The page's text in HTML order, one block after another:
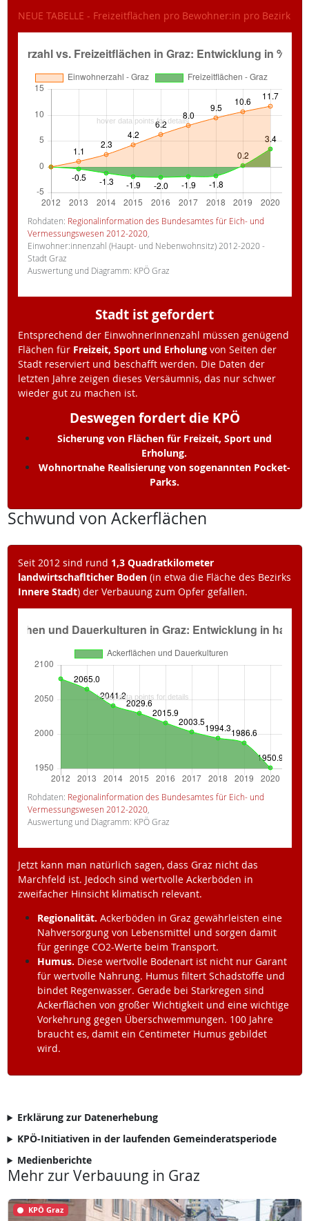
NEUE TABELLE - Freizeitflächen pro Bewohner:in pro Bezirk
Rohdaten: Regionalinformation des Bundesamtes für Eich- und
Vermessungswesen 2012-2020,
Einwohner:innenzahl (Haupt- und Nebenwohnsitz) 2012-2020 -
Stadt Graz
Auswertung und Diagramm: KPÖ Graz
Stadt ist gefordert
Entsprechend der EinwohnerInnenzahl müssen genügend
Flächen für Freizeit, Sport und Erholungvon Seiten der
Stadt reserviert und beschafft werden. Die Daten der
letzten Jahre zeigen dieses Versäumnis, das nur schwer
wieder gut zu machen ist.
Deswegen fordert die KPÖ
Sicherung von Flächen für Freizeit, Sport und
Erholung.
Wohnortnahe Realisierung von sogenannten Pocket-
Parks.
Schwund von Ackerflächen
Seit 2012 sind rund 1,3 Quadratkilometer
landwirtschaflticher Boden(in etwa die Fläche des Bezirks
Innere Stadt) der Verbauung zum Opfer gefallen.
Rohdaten: Regionalinformation des Bundesamtes für Eich- und
Vermessungswesen 2012-2020,
Auswertung und Diagramm: KPÖ Graz
Jetzt kann man natürlich sagen, dass Graz nicht das
Marchfeld ist. Jedoch sind wertvolle Ackerböden in
zweifacher Hinsicht klimatisch relevant.
Regionalität. Ackerböden in Graz gewährleisten eine
Nahversorgung von Lebensmittel und sorgen damit
für geringe CO2-Werte beim Transport.
Humus. Diese wertvolle Bodenart ist nicht nur Garant
für wertvolle Nahrung. Humus filtert Schadstoffe und
bindet Regenwasser. Gerade bei Starkregen sind
Ackerflächen von großer Wichtigkeit und eine wichtige
Vorkehrung gegen Überschwemmungen. 100 Jahre
braucht es, damit ein Centimeter Humus gebildet
wird.
Erklärung zur Datenerhebung
KPÖ-Initiativen in der laufenden Gemeinderatsperiode
Medienberichte
Mehr zur Verbauung in Graz
KPÖ Graz